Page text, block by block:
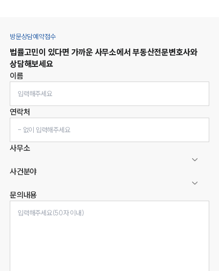
방문상담예약접수
법률고민이 있다면 가까운 사무소에서 부동산전문변호사와
상담해보세요
이름
연락처
사무소
사건분야
문의내용